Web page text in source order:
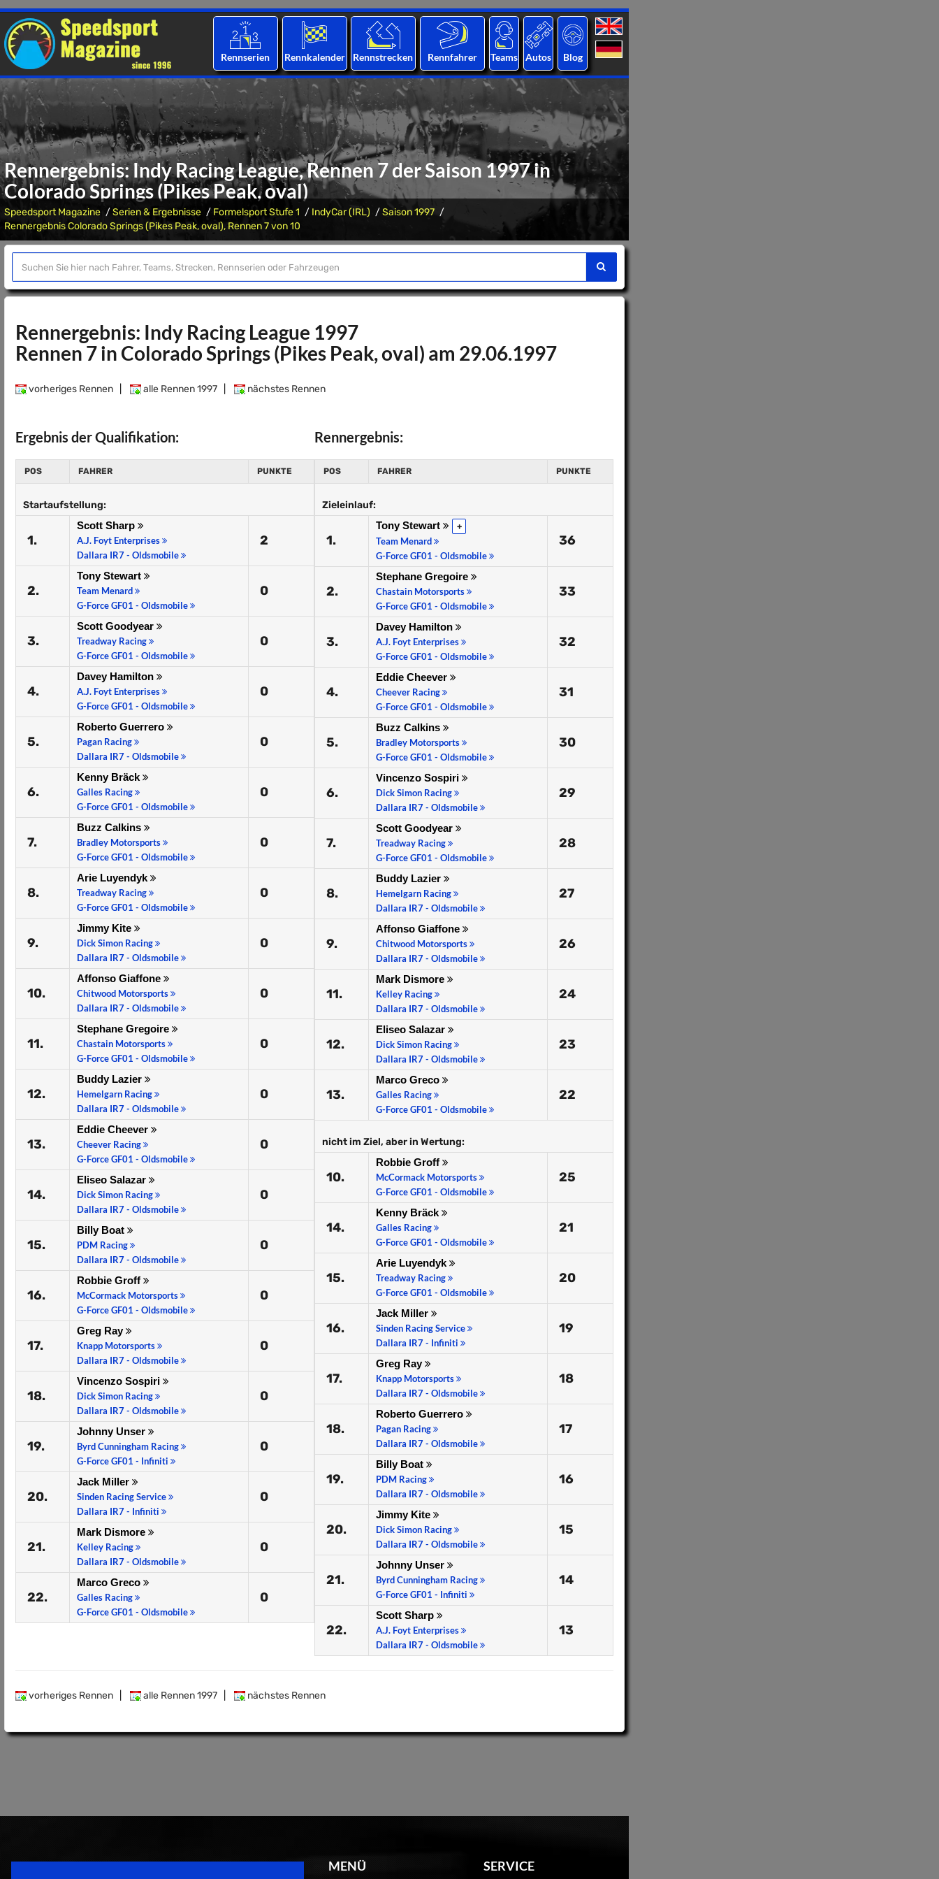
Rennserien Rennkalender Rennstrecken Rennfahrer Teams Autos Blog
Rennergebnis: Indy Racing League, Rennen 7 der Saison 1997 in
Colorado Springs (Pikes Peak, oval)
Speedsport Magazine Serien & Ergebnisse Formelsport Stufe 1 IndyCar (IRL)
Saison 1997
Rennergebnis Colorado Springs (Pikes Peak, oval), Rennen 7 von 10
Rennergebnis: Indy Racing League 1997
Rennen 7 in Colorado Springs (Pikes Peak, oval) am 29.06.1997
vorheriges Rennen alle Rennen 1997 nächstes Rennen
Ergebnis der Qualifikation:
POS FAHRER PUNKTE
Startaufstellung:
1.
Scott Sharp
A.J. Foyt Enterprises
Dallara IR7 - Oldsmobile
2
2.
Tony Stewart
Team Menard
G-Force GF01 - Oldsmobile
0
3.
Scott Goodyear
Treadway Racing
G-Force GF01 - Oldsmobile
0
4.
Davey Hamilton
A.J. Foyt Enterprises
G-Force GF01 - Oldsmobile
0
5.
Roberto Guerrero
Pagan Racing
Dallara IR7 - Oldsmobile
0
6.
Kenny Bräck
Galles Racing
G-Force GF01 - Oldsmobile
0
7.
Buzz Calkins
Bradley Motorsports
G-Force GF01 - Oldsmobile
0
8.
Arie Luyendyk
Treadway Racing
G-Force GF01 - Oldsmobile
0
9.
Jimmy Kite
Dick Simon Racing
Dallara IR7 - Oldsmobile
0
10.
Affonso Giaffone
Chitwood Motorsports
Dallara IR7 - Oldsmobile
0
11.
Stephane Gregoire
Chastain Motorsports
G-Force GF01 - Oldsmobile
0
12.
Buddy Lazier
Hemelgarn Racing
Dallara IR7 - Oldsmobile
0
13.
Eddie Cheever
Cheever Racing
G-Force GF01 - Oldsmobile
0
14.
Eliseo Salazar
Dick Simon Racing
Dallara IR7 - Oldsmobile
0
15.
Billy Boat
PDM Racing
Dallara IR7 - Oldsmobile
0
16.
Robbie Groff
McCormack Motorsports
G-Force GF01 - Oldsmobile
0
17.
Greg Ray
Knapp Motorsports
Dallara IR7 - Oldsmobile
0
18.
Vincenzo Sospiri
Dick Simon Racing
Dallara IR7 - Oldsmobile
0
19.
Johnny Unser
Byrd Cunningham Racing
G-Force GF01 - Infiniti
0
20.
Jack Miller
Sinden Racing Service
Dallara IR7 - Infiniti
0
21.
Mark Dismore
Kelley Racing
Dallara IR7 - Oldsmobile
0
22.
Marco Greco
Galles Racing
G-Force GF01 - Oldsmobile
0
Rennergebnis:
POS FAHRER PUNKTE
Zieleinlauf:
1.
Tony Stewart +
Team Menard
G-Force GF01 - Oldsmobile
36
2.
Stephane Gregoire
Chastain Motorsports
G-Force GF01 - Oldsmobile
33
3.
Davey Hamilton
A.J. Foyt Enterprises
G-Force GF01 - Oldsmobile
32
4.
Eddie Cheever
Cheever Racing
G-Force GF01 - Oldsmobile
31
5.
Buzz Calkins
Bradley Motorsports
G-Force GF01 - Oldsmobile
30
6.
Vincenzo Sospiri
Dick Simon Racing
Dallara IR7 - Oldsmobile
29
7.
Scott Goodyear
Treadway Racing
G-Force GF01 - Oldsmobile
28
8.
Buddy Lazier
Hemelgarn Racing
Dallara IR7 - Oldsmobile
27
9.
Affonso Giaffone
Chitwood Motorsports
Dallara IR7 - Oldsmobile
26
11.
Mark Dismore
Kelley Racing
Dallara IR7 - Oldsmobile
24
12.
Eliseo Salazar
Dick Simon Racing
Dallara IR7 - Oldsmobile
23
13.
Marco Greco
Galles Racing
G-Force GF01 - Oldsmobile
22
nicht im Ziel, aber in Wertung:
10.
Robbie Groff
McCormack Motorsports
G-Force GF01 - Oldsmobile
25
14.
Kenny Bräck
Galles Racing
G-Force GF01 - Oldsmobile
21
15.
Arie Luyendyk
Treadway Racing
G-Force GF01 - Oldsmobile
20
16.
Jack Miller
Sinden Racing Service
Dallara IR7 - Infiniti
19
17.
Greg Ray
Knapp Motorsports
Dallara IR7 - Oldsmobile
18
18.
Roberto Guerrero
Pagan Racing
Dallara IR7 - Oldsmobile
17
19.
Billy Boat
PDM Racing
Dallara IR7 - Oldsmobile
16
20.
Jimmy Kite
Dick Simon Racing
Dallara IR7 - Oldsmobile
15
21.
Johnny Unser
Byrd Cunningham Racing
G-Force GF01 - Infiniti
14
22.
Scott Sharp
A.J. Foyt Enterprises
Dallara IR7 - Oldsmobile
13
vorheriges Rennen alle Rennen 1997 nächstes Rennen
MENÜ SERVICE